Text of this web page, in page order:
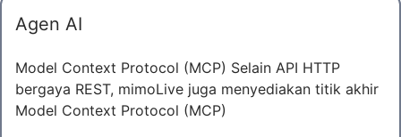
Agen AI
Model Context Protocol (MCP) Selain API HTTP
bergaya REST, mimoLive juga menyediakan titik akhir
Model Context Protocol (MCP)